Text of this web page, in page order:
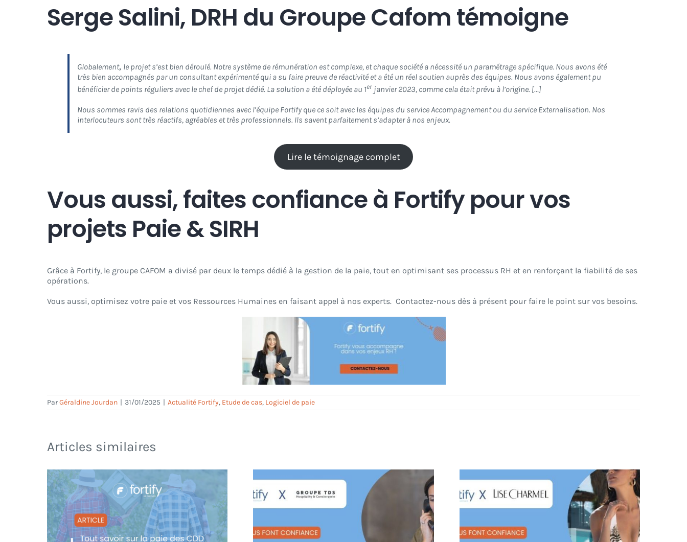
Serge Salini, DRH du Groupe Cafom témoigne
Globalement, le projet s’est bien déroulé. Notre système de rémunération est complexe, et chaque société a nécessité un paramétrage spécifique. Nous avons été
très bien accompagnés par un consultant expérimenté qui a su faire preuve de réactivité et a été un réel soutien auprès des équipes. Nous avons également pu
bénéficier de points réguliers avec le chef de projet dédié. La solution a été déployée au 1er janvier 2023, comme cela était prévu à l’origine. […]
Nous sommes ravis des relations quotidiennes avec l’équipe Fortify que ce soit avec les équipes du service Accompagnement ou du service Externalisation. Nos
interlocuteurs sont très réactifs, agréables et très professionnels. Ils savent parfaitement s’adapter à nos enjeux.
Lire le témoignage complet
Vous aussi, faites confiance à Fortify pour vos
projets Paie & SIRH
Grâce à Fortify, le groupe CAFOM a divisé par deux le temps dédié à la gestion de la paie, tout en optimisant ses processus RH et en renforçant la fiabilité de ses
opérations.
Vous aussi, optimisez votre paie et vos Ressources Humaines en faisant appel à nos experts. Contactez-nous dès à présent pour faire le point sur vos besoins.
ParGéraldine Jourdan | 31/01/2025 | Actualité Fortify, Etude de cas, Logiciel de paie
Articles similaires